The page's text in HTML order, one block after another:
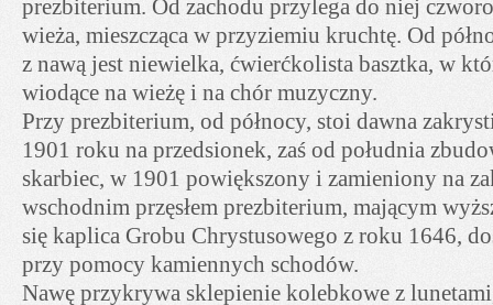
prezbiterium. Od zachodu przylega do niej
wieża, mieszcząca w przyziemiu kruchtę. Od
z nawą jest niewielka, ćwierćkolista basztka, w
wiodące na wieżę i na chór muzyczny.
Przy prezbiterium, od północy, stoi dawna
1901 roku na przedsionek, zaś od południa
skarbiec, w 1901 powiększony i zamieniony na
wschodnim przęsłem prezbiterium, mającym
się kaplica Grobu Chrystusowego z roku 1646,
przy pomocy kamiennych schodów.
Nawę przykrywa sklepienie kolebkowe z